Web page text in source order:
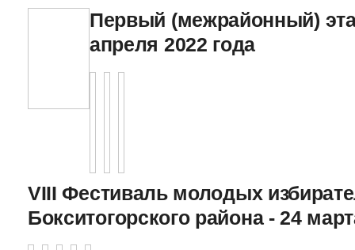
Первый (межрайонный)
апреля 2022 года
VIII Фестиваль молодых
Бокситогорского района - 24